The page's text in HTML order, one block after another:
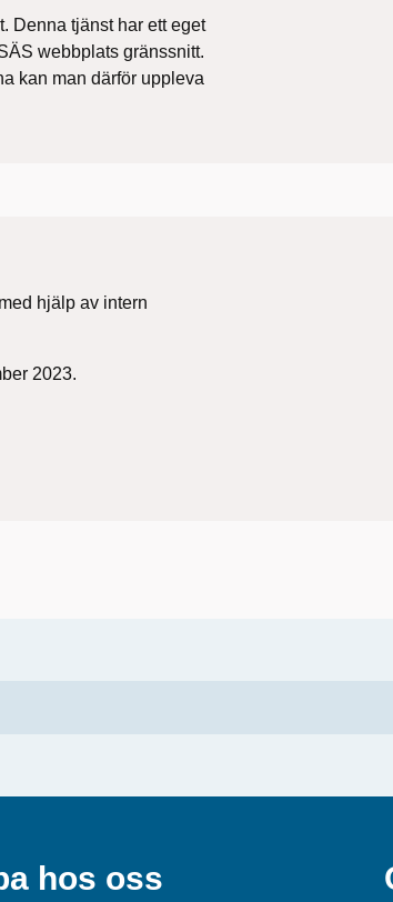
Denna tjänst har ett eget
webbplats gränssnitt.
kan man därför uppleva
hjälp av intern
2023.
hos oss